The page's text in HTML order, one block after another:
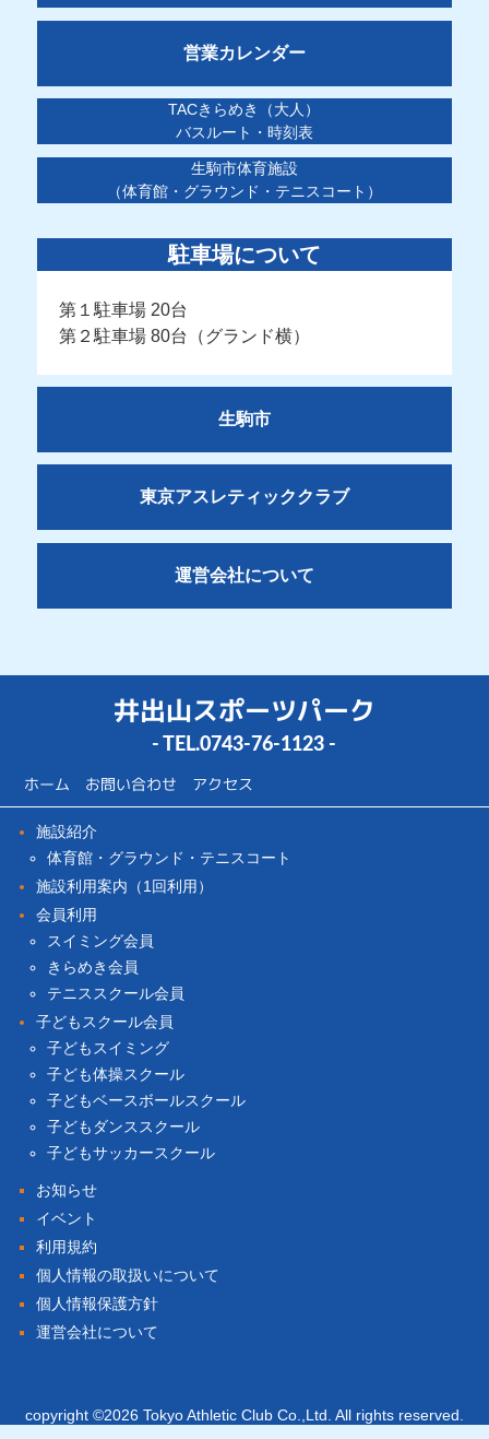
営業カレンダー
TACきらめき（大人）
バスルート・時刻表
生駒市体育施設
（体育館・グラウンド・テニスコート）
駐車場について
第１駐車場 20台
第２駐車場 80台（グランド横）
生駒市
東京アスレティッククラブ
運営会社について
井出山スポーツパーク
- TEL.0743-76-1123 -
ホーム お問い合わせ アクセス
施設紹介
体育館・グラウンド・テニスコート
施設利用案内（1回利用）
会員利用
スイミング会員
きらめき会員
テニススクール会員
子どもスクール会員
子どもスイミング
子ども体操スクール
子どもベースボールスクール
子どもダンススクール
子どもサッカースクール
お知らせ
イベント
利用規約
個人情報の取扱いについて
個人情報保護方針
運営会社について
copyright ©2026 Tokyo Athletic Club Co.,Ltd. All rights reserved.